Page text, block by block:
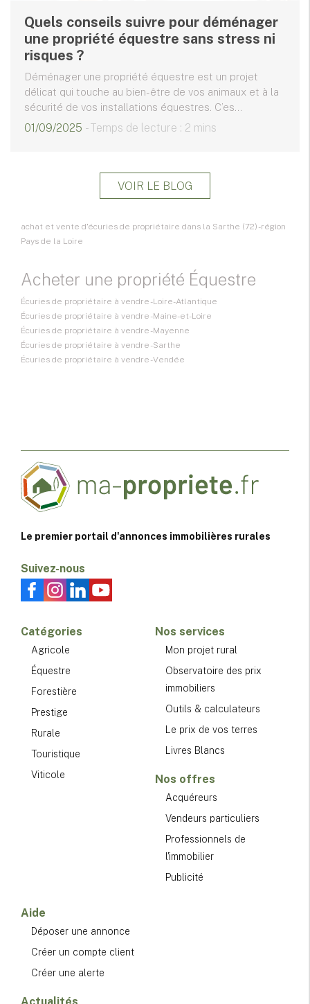
Quels conseils suivre pour déménager
une propriété équestre sans stress ni
risques ?
Déménager une propriété équestre est un projet
délicat qui touche au bien-être de vos animaux et à la
sécurité de vos installations équestres. C’es...
01/09/2025 - Temps de lecture : 2 mins
VOIR LE BLOG
achat et vente d'écuries de propriétaire dans la Sarthe (72) - région
Pays de la Loire
Acheter une propriété Équestre
Écuries de propriétaire à vendre - Loire-Atlantique
Écuries de propriétaire à vendre - Maine-et-Loire
Écuries de propriétaire à vendre - Mayenne
Écuries de propriétaire à vendre - Sarthe
Écuries de propriétaire à vendre - Vendée
Le premier portail d'annonces immobilières rurales
Suivez-nous
Catégories
Agricole
Équestre
Forestière
Prestige
Rurale
Touristique
Viticole
Nos services
Mon projet rural
Observatoire des prix
immobiliers
Outils & calculateurs
Le prix de vos terres
Livres Blancs
Nos offres
Acquéreurs
Vendeurs particuliers
Professionnels de
l'immobilier
Publicité
Aide
Déposer une annonce
Créer un compte client
Créer une alerte